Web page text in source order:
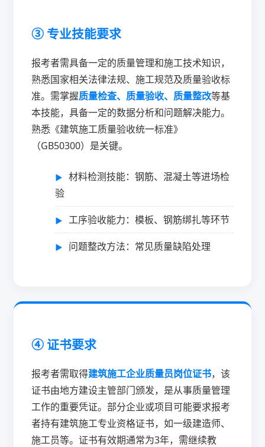
③ 专业技能要求
报考者需具备一定的质量管理和施工技术知识，
熟悉国家相关法律法规、施工规范及质量验收标
准。需掌握质量检查、质量验收、质量整改等基
本技能，具备一定的数据分析和问题解决能力。
熟悉《建筑施工质量验收统一标准》
（GB50300）是关键。
材料检测技能：钢筋、混凝土等进场检
验
工序验收能力：模板、钢筋绑扎等环节
问题整改方法：常见质量缺陷处理
④ 证书要求
报考者需取得建筑施工企业质量员岗位证书，该
证书由地方建设主管部门颁发，是从事质量管理
工作的重要凭证。部分企业或项目可能要求报考
者持有建筑施工专业资格证书，如一级建造师、
施工员等。证书有效期通常为3年，需继续教